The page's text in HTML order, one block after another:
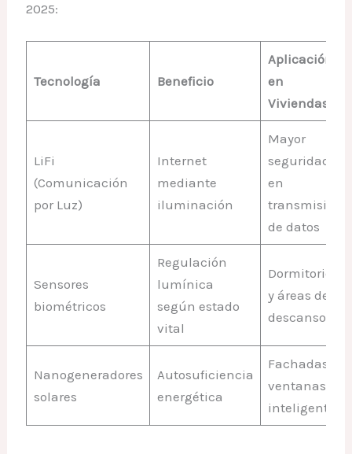
2025:
Tecnología Beneficio
Aplicación
en
Viviendas
LiFi
(Comunicación
por Luz)
Internet
mediante
iluminación
Mayor
seguridad
en
transmisión
de datos
Sensores
biométricos
Regulación
lumínica
según estado
vital
Dormitorios
y áreas de
descanso
Nanogeneradores
solares
Autosuficiencia
energética
Fachadas y
ventanas
inteligentes